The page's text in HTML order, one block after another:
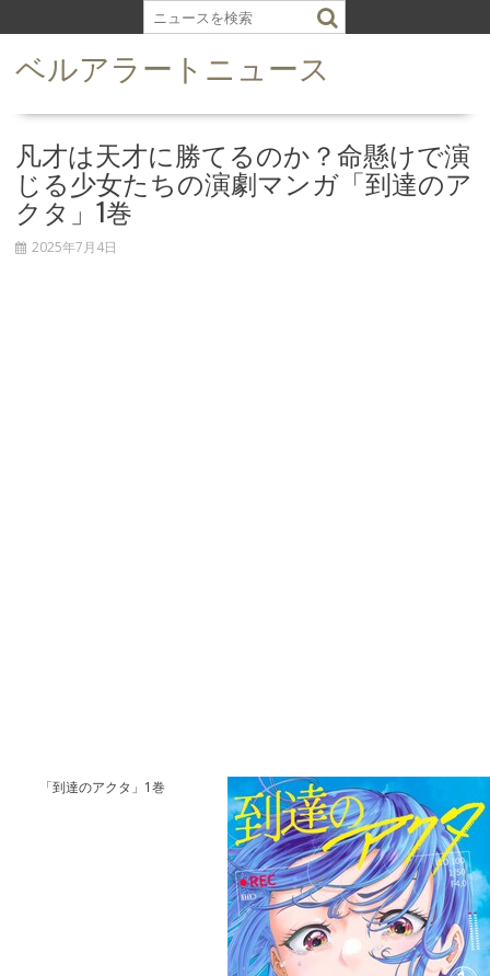
k
ベルアラートニュース
凡才は天才に勝てるのか？命懸けで演
じる少女たちの演劇マンガ「到達のア
クタ」1巻
2025年7月4日
「到達のアクタ」1巻